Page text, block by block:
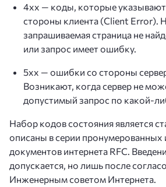
4хх — коды, которые
стороны клиента (Client Error).
запрашиваемая страница не
или запрос имеет ошибку.
5хх — ошибки со стороны
Возникают, когда сервер не
допустимый запрос по какой-
Набор кодов состояния является
описаны в серии
документов интернета RFC.
допускается, но лишь после
Инженерным советом Интернета.